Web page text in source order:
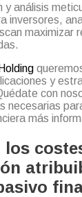
y análisis
inversores,
maximizar
y
con
necesarias
más
los